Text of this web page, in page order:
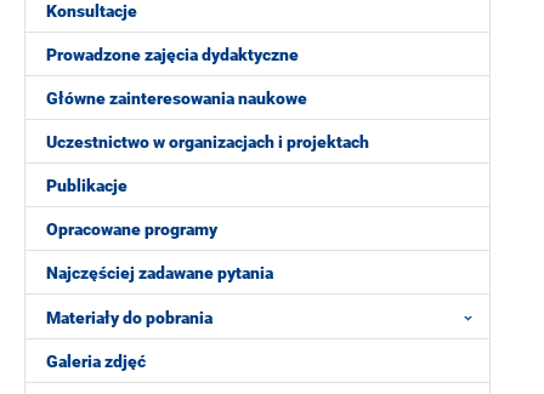
Konsultacje
Prowadzone zajęcia dydaktyczne
Główne zainteresowania naukowe
Uczestnictwo w organizacjach i projektach
Publikacje
Opracowane programy
Najczęściej zadawane pytania
Materiały do pobrania
Galeria zdjęć